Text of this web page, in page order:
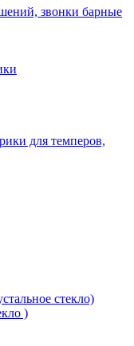
звонки барные
для темперов,
стекло)
)